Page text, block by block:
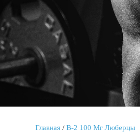
Главная / B-2 100 Мг Люберцы